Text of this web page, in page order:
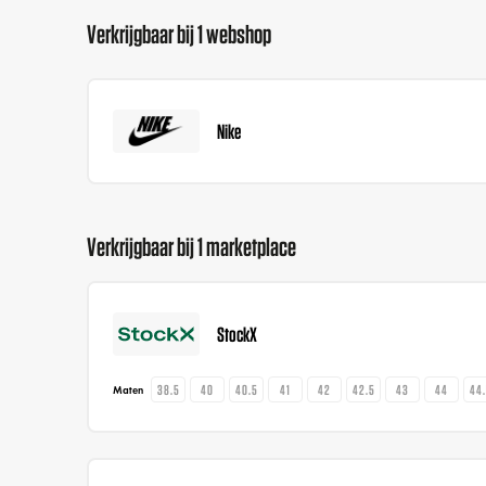
Verkrijgbaar bij 1 webshop
Nike
Verkrijgbaar bij 1 marketplace
StockX
Maten 38.5 40 40.5 41 42 42.5 43 44